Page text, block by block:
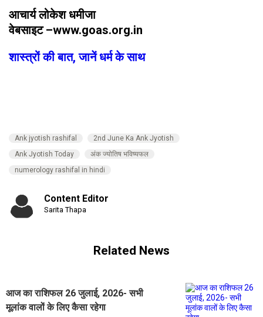
आचार्य लोकेश धमीजा
वेबसाइट –www.goas.org.in
शास्त्रों की बात, जानें धर्म के साथ
Ank jyotish rashifal
2nd June Ka Ank Jyotish
Ank Jyotish Today
अंक ज्‍योतिष भविष्‍यफल
numerology rashifal in hindi
Content Editor
Sarita Thapa
Related News
आज का राशिफल 26 जुलाई, 2026- सभी
मूलांक वालों के लिए कैसा रहेगा